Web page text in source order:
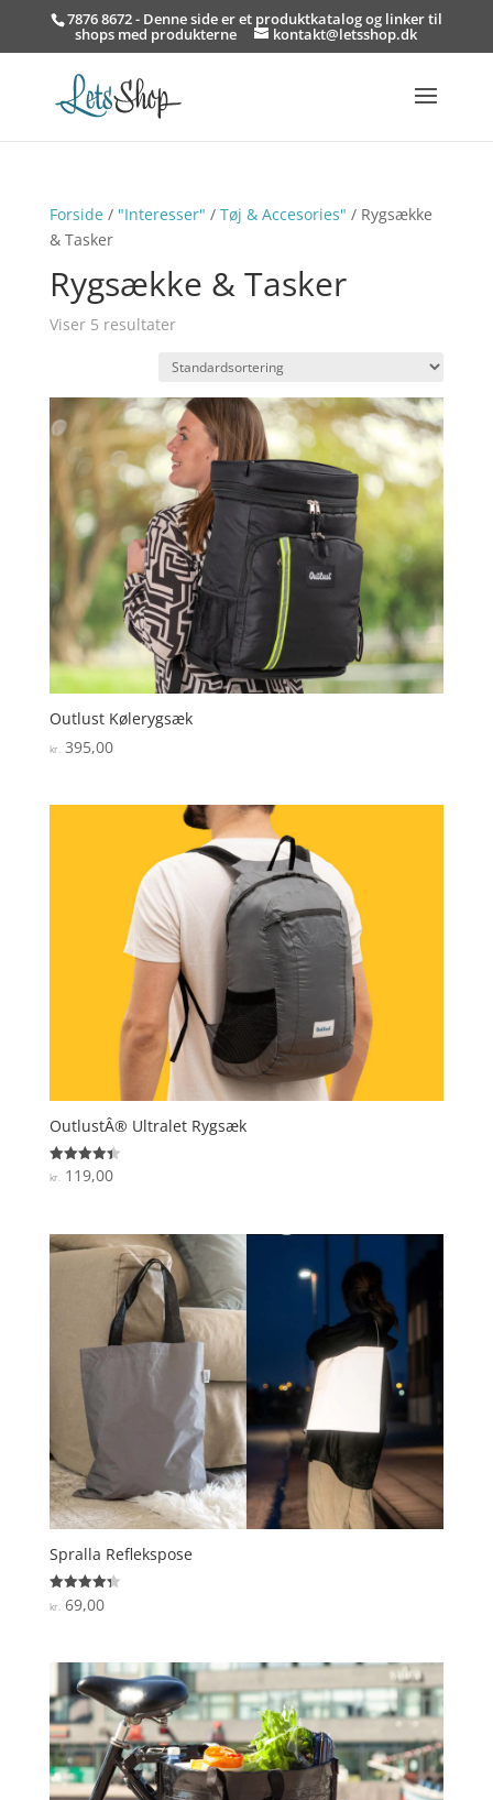
7876 8672 - Denne side er et produktkatalog og linker til
shops med produkterne kontakt@letsshop.dk
Forside/ "Interesser" / Tøj & Accesories" / Rygsække
& Tasker
Rygsække & Tasker
Viser 5 resultater
Outlust Kølerygsæk
kr. 395,00
OutlustÂ® Ultralet Rygsæk
Vurderet
4.4
kr.119,00
Spralla Reflekspose
Vurderet
4.3
kr.69,00